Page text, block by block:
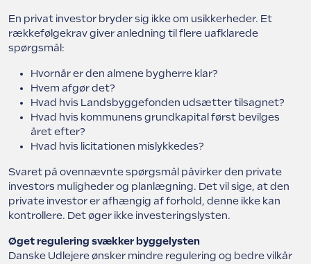
En privat investor bryder sig ikke om usikkerheder. Et
rækkefølgekrav giver anledning til flere uafklarede
spørgsmål:
Hvornår er den almene bygherre klar?
Hvem afgør det?
Hvad hvis Landsbyggefonden udsætter tilsagnet?
Hvad hvis kommunens grundkapital først bevilges
året efter?
Hvad hvis licitationen mislykkedes?
Svaret på ovennævnte spørgsmål påvirker den private
investors muligheder og planlægning. Det vil sige, at den
private investor er afhængig af forhold, denne ikke kan
kontrollere. Det øger ikke investeringslysten.
Øget regulering svækker byggelysten
Danske Udlejere ønsker mindre regulering og bedre vilkår